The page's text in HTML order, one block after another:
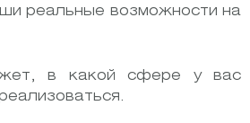
реальные возможности на
в какой сфере у вас